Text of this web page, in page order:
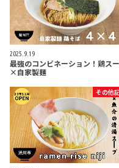
2025.9.19
最強のコンビネーション！鶏ス
×自家製麺
その他